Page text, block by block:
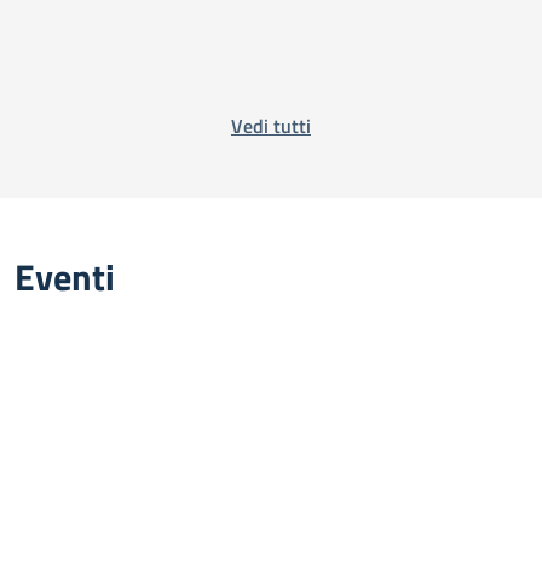
Vedi tutti
Eventi